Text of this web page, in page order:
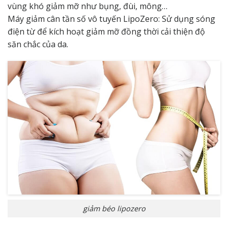
vùng khó giảm mỡ như bụng, đùi, mông…
Máy giảm cân tần số vô tuyến LipoZero: Sử dụng sóng
điện từ để kích hoạt giảm mỡ đồng thời cải thiện độ
săn chắc của da.
giảm béo lipozero